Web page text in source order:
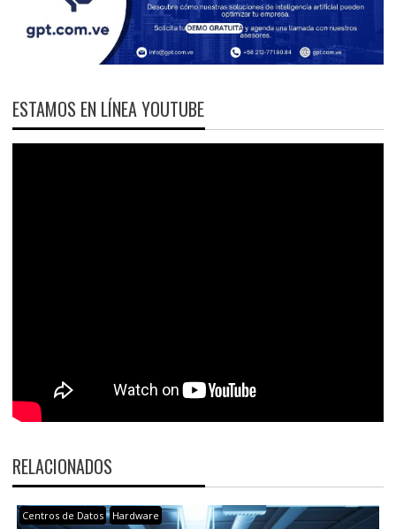
ESTAMOS EN LÍNEA YOUTUBE
RELACIONADOS
Centros de Datos Hardware